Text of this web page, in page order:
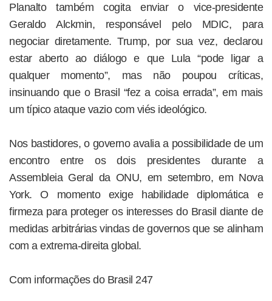
Planalto também cogita enviar o vice-presidente
Geraldo Alckmin, responsável pelo MDIC, para
negociar diretamente. Trump, por sua vez, declarou
estar aberto ao diálogo e que Lula “pode ligar a
qualquer momento”, mas não poupou críticas,
insinuando que o Brasil “fez a coisa errada”, em mais
um típico ataque vazio com viés ideológico.
Nos bastidores, o governo avalia a possibilidade de um
encontro entre os dois presidentes durante a
Assembleia Geral da ONU, em setembro, em Nova
York. O momento exige habilidade diplomática e
firmeza para proteger os interesses do Brasil diante de
medidas arbitrárias vindas de governos que se alinham
com a extrema-direita global.
Com informações do Brasil 247